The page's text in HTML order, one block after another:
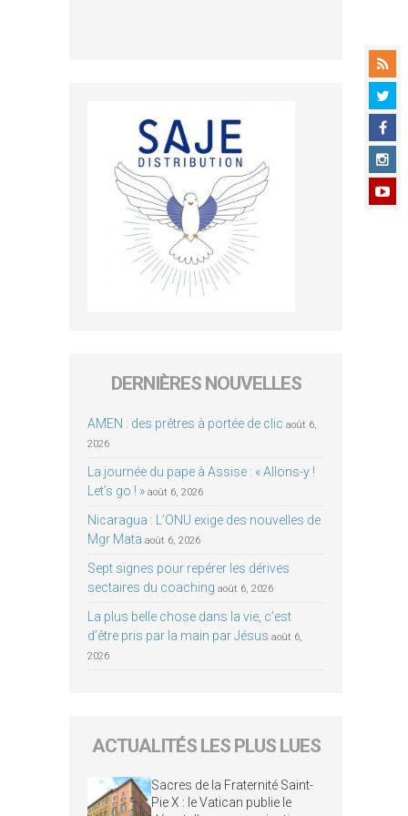
DERNIÈRES NOUVELLES
AMEN : des prêtres à portée de clic août 6,
2026
La journée du pape à Assise : « Allons-y !
Let’s go ! » août 6, 2026
Nicaragua : L’ONU exige des nouvelles de
Mgr Mata août 6, 2026
Sept signes pour repérer les dérives
sectaires du coaching août 6, 2026
La plus belle chose dans la vie, c’est
d’être pris par la main par Jésus août 6,
2026
ACTUALITÉS LES PLUS LUES
Sacres de la Fraternité Saint-
Pie X : le Vatican publie le